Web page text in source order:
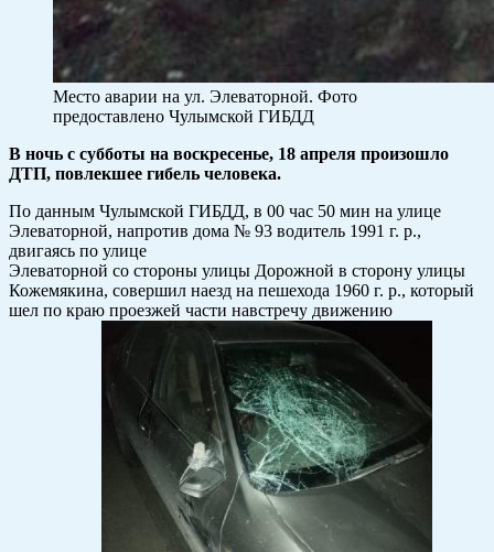
Место аварии на ул. Элеваторной. Фото
предоставлено Чулымской ГИБДД
В ночь с субботы на воскресенье, 18 апреля произошло
ДТП, повлекшее гибель человека.
По данным Чулымской ГИБДД, в 00 час 50 мин на улице
Элеваторной, напротив дома № 93 водитель 1991 г. р.,
двигаясь по улице
Элеваторной со стороны улицы Дорожной в сторону улицы
Кожемякина, совершил наезд на пешехода 1960 г. р., который
шел по краю проезжей части навстречу движению